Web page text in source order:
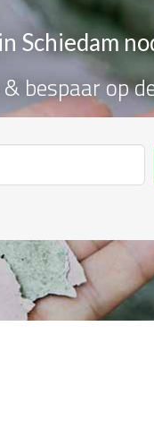
Schiedam
bespaar op